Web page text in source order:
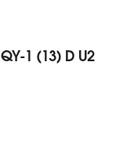
1 (13) D U2